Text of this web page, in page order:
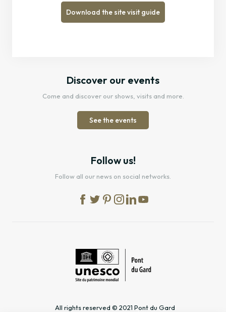
Download the site visit guide
Discover our events
Come and discover our shows, visits and more.
See the events
Follow us!
Follow all our news on social networks.
All rights reserved © 2021 Pont du Gard